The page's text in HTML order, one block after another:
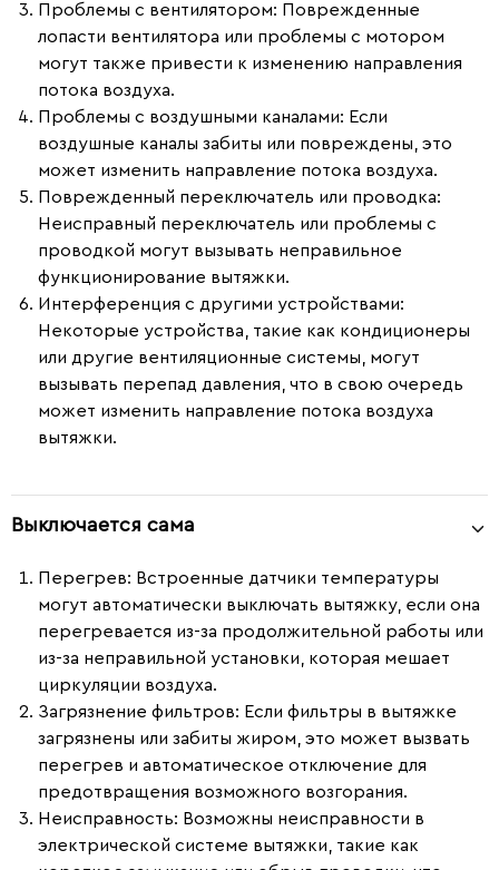
Проблемы с вентилятором: Поврежденные
лопасти вентилятора или проблемы с мотором
могут также привести к изменению направления
потока воздуха.
Проблемы с воздушными каналами: Если
воздушные каналы забиты или повреждены, это
может изменить направление потока воздуха.
Поврежденный переключатель или проводка:
Неисправный переключатель или проблемы с
проводкой могут вызывать неправильное
функционирование вытяжки.
Интерференция с другими устройствами:
Некоторые устройства, такие как кондиционеры
или другие вентиляционные системы, могут
вызывать перепад давления, что в свою очередь
может изменить направление потока воздуха
вытяжки.
Выключается сама
Перегрев: Встроенные датчики температуры
могут автоматически выключать вытяжку, если она
перегревается из-за продолжительной работы или
из-за неправильной установки, которая мешает
циркуляции воздуха.
Загрязнение фильтров: Если фильтры в вытяжке
загрязнены или забиты жиром, это может вызвать
перегрев и автоматическое отключение для
предотвращения возможного возгорания.
Неисправность: Возможны неисправности в
электрической системе вытяжки, такие как